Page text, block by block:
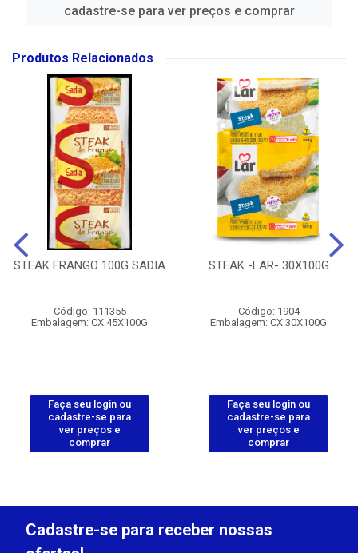
cadastre-se para ver preços e comprar
Produtos Relacionados
STEAK FRANGO 100G SADIA
Código: 111355
Embalagem: CX.45X100G
Faça seu login ou
cadastre-se para
ver preços e
comprar
STEAK -LAR- 30X100G
Código: 1904
Embalagem: CX.30X100G
Faça seu login ou
cadastre-se para
ver preços e
comprar
Cadastre-se para receber nossas